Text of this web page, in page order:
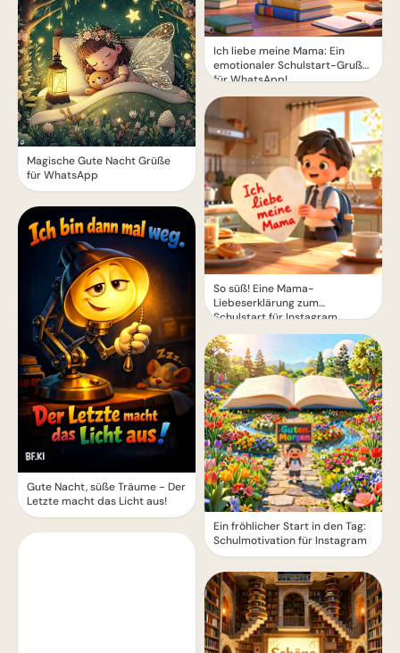
Magische Gute Nacht Grüße
für WhatsApp
Gute Nacht, süße Träume - Der
Letzte macht das Licht aus!
Ich liebe meine Mama: Ein
emotionaler Schulstart-Gruß
für WhatsApp!
So süß! Eine Mama-
Liebeserklärung zum
Schulstart für Instagram
Ein fröhlicher Start in den Tag:
Schulmotivation für Instagram